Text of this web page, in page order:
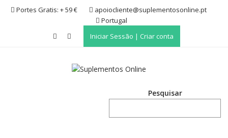
Skip Portes Gratis: + 59 €
apoiocliente@suplementosonline.pt
Portugal
Iniciar Sessão | Criar conta
Pesquisar